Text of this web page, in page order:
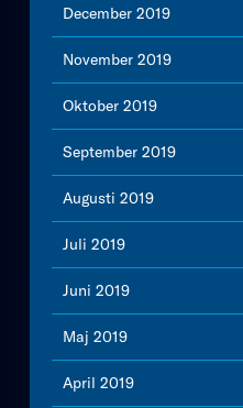
December 2019
November 2019
Oktober 2019
September 2019
Augusti 2019
Juli 2019
Juni 2019
Maj 2019
April 2019